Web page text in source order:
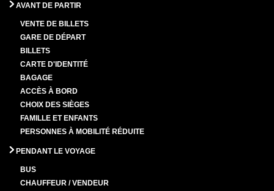
AVANT DE PARTIR
VENTE DE BILLETS
GARE DE DÉPART
BILLETS
CARTE D'IDENTITÉ
BAGAGE
ACCÈS À BORD
CHOIX DES SIÈGES
FAMILLE ET ENFANTS
PERSONNES À MOBILITÉ RÉDUITE
PENDANT LE VOYAGE
BUS
CHAUFFEUR / VENDEUR